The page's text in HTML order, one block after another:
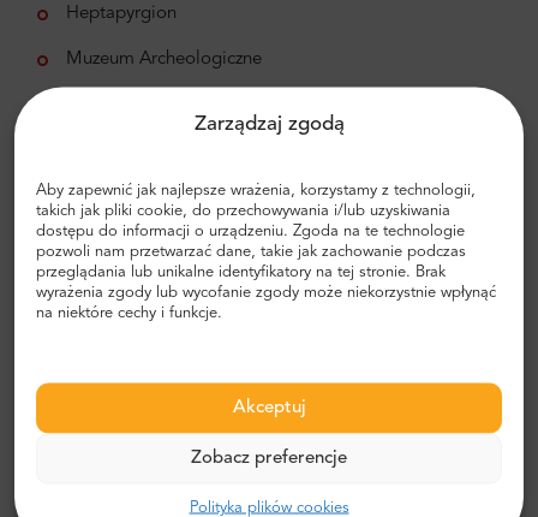
Zarządzaj zgodą
Aby zapewnić jak najlepsze wrażenia, korzystamy z technologii,
takich jak pliki cookie, do przechowywania i/lub uzyskiwania
dostępu do informacji o urządzeniu. Zgoda na te technologie
pozwoli nam przetwarzać dane, takie jak zachowanie podczas
przeglądania lub unikalne identyfikatory na tej stronie. Brak
wyrażenia zgody lub wycofanie zgody może niekorzystnie wpłynąć
na niektóre cechy i funkcje.
Akceptuj
Zobacz preferencje
Polityka plików cookies
Heptapyrgion
Muzeum Archeologiczne
24-godzinna wycieczka autobusem Hop-On Hop-Off
Audioprzewodnik w języku angielskim, hiszpańskim,
francuskim, niemieckim, włoskim, hebrajskim,
rosyjskim, greckim, tureckim, bułgarskim, serbskim,
rumuńskim
Bilet nie obejmuje: